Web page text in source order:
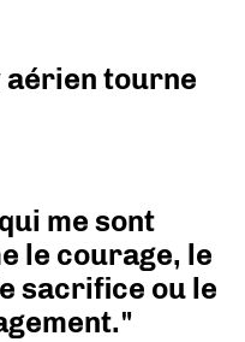
aérien tourne
me sont
le courage, le
sacrifice ou le